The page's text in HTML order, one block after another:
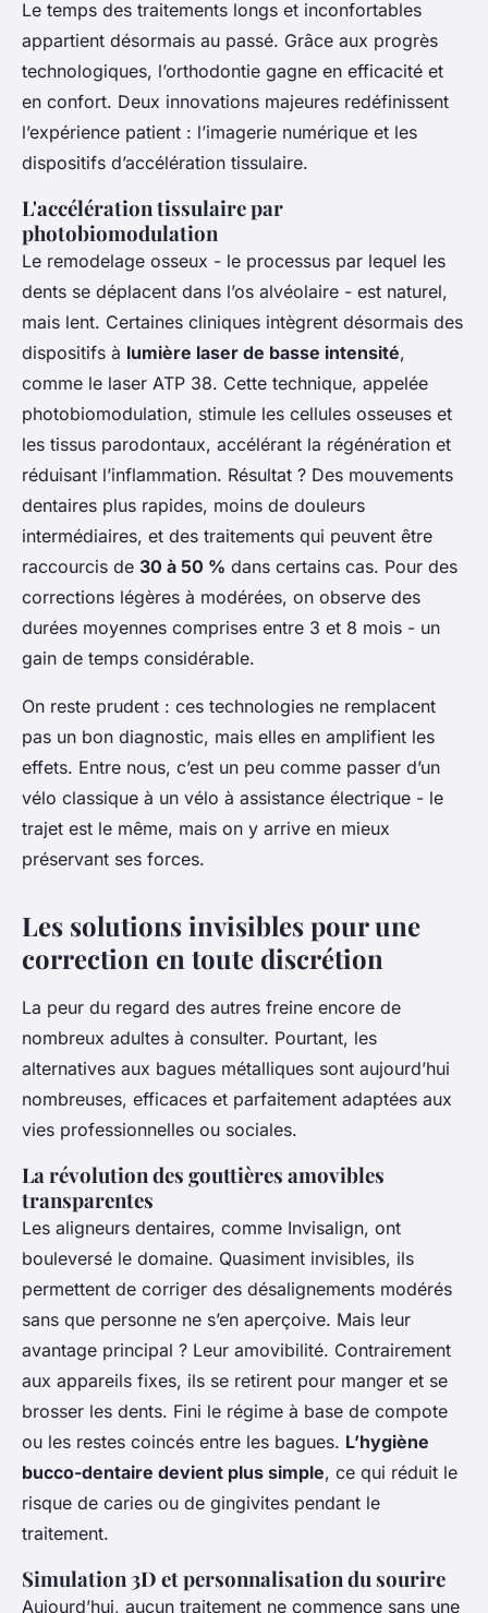
Le temps des traitements longs et inconfortables
appartient désormais au passé. Grâce aux progrès
technologiques, l’orthodontie gagne en efficacité et
en confort. Deux innovations majeures redéfinissent
l’expérience patient : l’imagerie numérique et les
dispositifs d’accélération tissulaire.
L'accélération tissulaire par
photobiomodulation
Le remodelage osseux - le processus par lequel les
dents se déplacent dans l’os alvéolaire - est naturel,
mais lent. Certaines cliniques intègrent désormais des
dispositifs à lumière laser de basse intensité,
comme le laser ATP 38. Cette technique, appelée
photobiomodulation, stimule les cellules osseuses et
les tissus parodontaux, accélérant la régénération et
réduisant l’inflammation. Résultat ? Des mouvements
dentaires plus rapides, moins de douleurs
intermédiaires, et des traitements qui peuvent être
raccourcis de 30 à 50 % dans certains cas. Pour des
corrections légères à modérées, on observe des
durées moyennes comprises entre 3 et 8 mois - un
gain de temps considérable.
On reste prudent : ces technologies ne remplacent
pas un bon diagnostic, mais elles en amplifient les
effets. Entre nous, c’est un peu comme passer d’un
vélo classique à un vélo à assistance électrique - le
trajet est le même, mais on y arrive en mieux
préservant ses forces.
Les solutions invisibles pour une
correction en toute discrétion
La peur du regard des autres freine encore de
nombreux adultes à consulter. Pourtant, les
alternatives aux bagues métalliques sont aujourd’hui
nombreuses, efficaces et parfaitement adaptées aux
vies professionnelles ou sociales.
La révolution des gouttières amovibles
transparentes
Les aligneurs dentaires, comme Invisalign, ont
bouleversé le domaine. Quasiment invisibles, ils
permettent de corriger des désalignements modérés
sans que personne ne s’en aperçoive. Mais leur
avantage principal ? Leur amovibilité. Contrairement
aux appareils fixes, ils se retirent pour manger et se
brosser les dents. Fini le régime à base de compote
ou les restes coincés entre les bagues. L’hygiène
bucco-dentaire devient plus simple, ce qui réduit le
risque de caries ou de gingivites pendant le
traitement.
Simulation 3D et personnalisation du sourire
Aujourd’hui, aucun traitement ne commence sans une